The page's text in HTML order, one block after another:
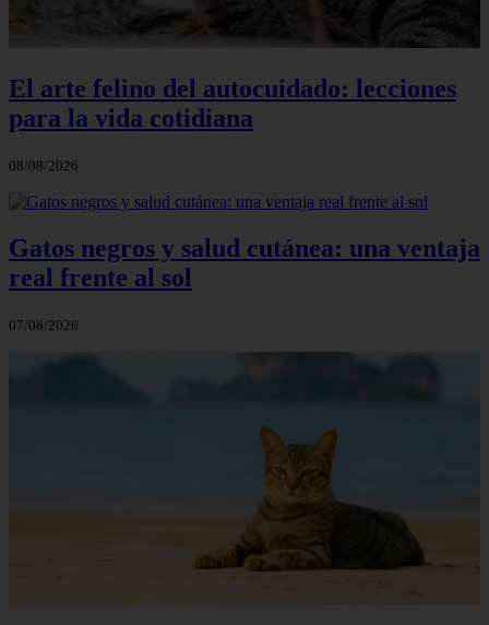
El arte felino del autocuidado: lecciones
para la vida cotidiana
08/08/2026
Gatos negros y salud cutánea: una ventaja
real frente al sol
07/08/2026